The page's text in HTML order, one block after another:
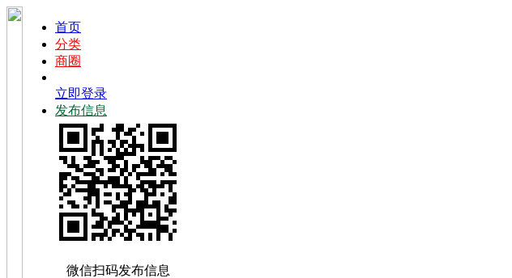
首页
分类
商圈
立即登录
发布信息
微信扫码发布信息